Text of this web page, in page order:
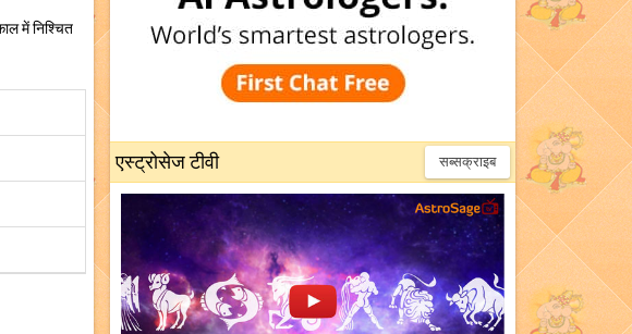
में निश्चित
एस्ट्रोसेज टीवी सब्सक्राइब